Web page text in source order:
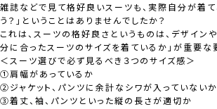
雑誌などで見て格好良いスーツも、実際自分が着て
う？」ということはありませんでしたか？
これは、スーツの格好良さというものは、デザイン
分に合ったスーツのサイズを着ているか」 が重要な
＜スーツ選びで必ず見るべき３つのサイズ感＞
①肩幅があっているか
②ジャケット、パンツに余計なシワが入っていないか
③着丈、袖、パンツといった縦の長さが適切か